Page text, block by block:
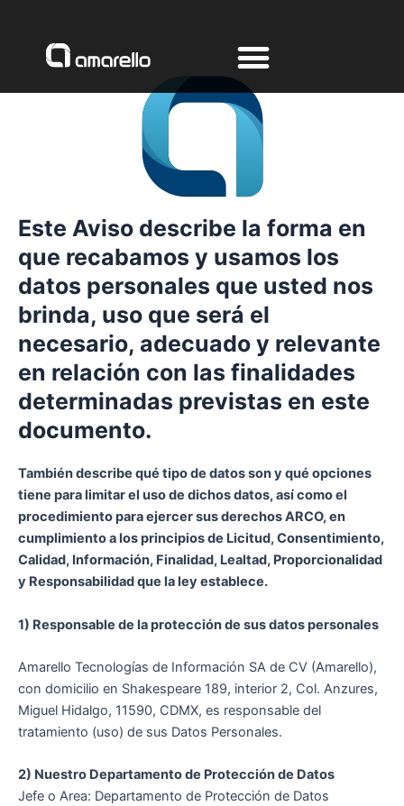
contenido
Este Aviso describe la forma en
que recabamos y usamos los
datos personales que usted nos
brinda, uso que será el
necesario, adecuado y relevante
en relación con las finalidades
determinadas previstas en este
documento.
También describe qué tipo de datos son y qué opciones
tiene para limitar el uso de dichos datos, así como el
procedimiento para ejercer sus derechos ARCO, en
cumplimiento a los principios de Licitud, Consentimiento,
Calidad, Información, Finalidad, Lealtad, Proporcionalidad
y Responsabilidad que la ley establece.
1) Responsable de la protección de sus datos personales
Amarello Tecnologías de Información SA de CV (Amarello),
con domicilio en Shakespeare 189, interior 2, Col. Anzures,
Miguel Hidalgo, 11590, CDMX, es responsable del
tratamiento (uso) de sus Datos Personales.
2) Nuestro Departamento de Protección de Datos
Jefe o Area: Departamento de Protección de Datos